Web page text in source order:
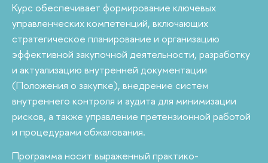
Курс обеспечивает формирование ключевых
управленческих компетенций, включающих
стратегическое планирование и организацию
эффективной закупочной деятельности, разработку
и актуализацию внутренней документации
(Положения о закупке), внедрение систем
внутреннего контроля и аудита для минимизации
рисков, а также управление претензионной работой
и процедурами обжалования.
Программа носит выраженный практико-